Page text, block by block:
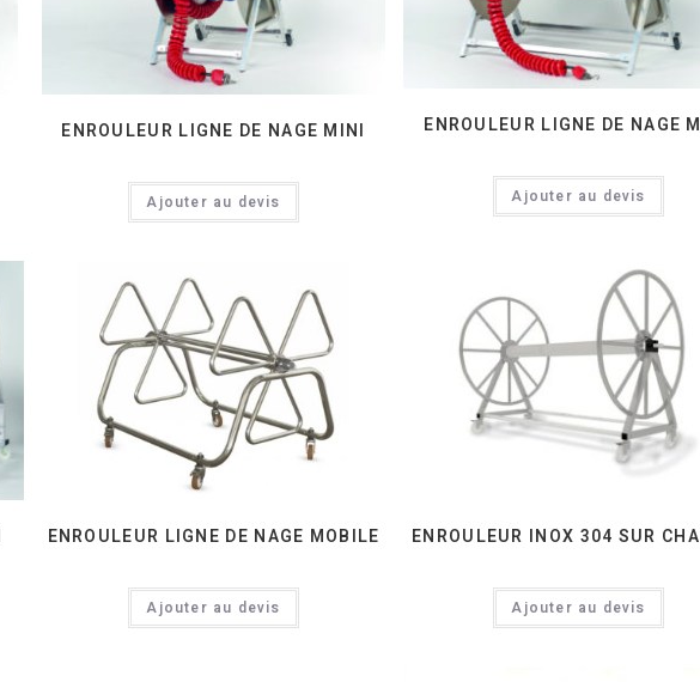
ENROULEUR LIGNE DE NAGE MINI
Ajouter au devis
ENROULEUR LIGNE DE NAGE
Ajouter au devis
ENROULEUR LIGNE DE NAGE MOBILE
Ajouter au devis
ENROULEUR INOX 304 SUR
Ajouter au devis